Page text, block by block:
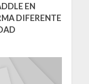
EN
DIFERENTE